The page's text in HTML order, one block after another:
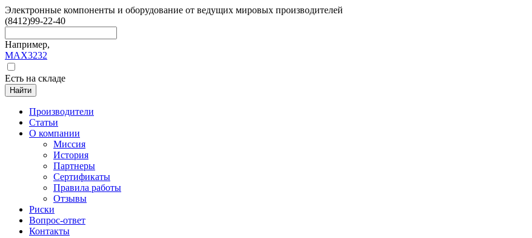
Электронные компоненты и оборудование от ведущих мировых производителей
(8412)99-22-40
Например,
MAX3232
Есть на складе
Найти
Производители
Статьи
О компании
Миссия
История
Партнеры
Сертификаты
Правила работы
Отзывы
Риски
Вопрос-ответ
Контакты